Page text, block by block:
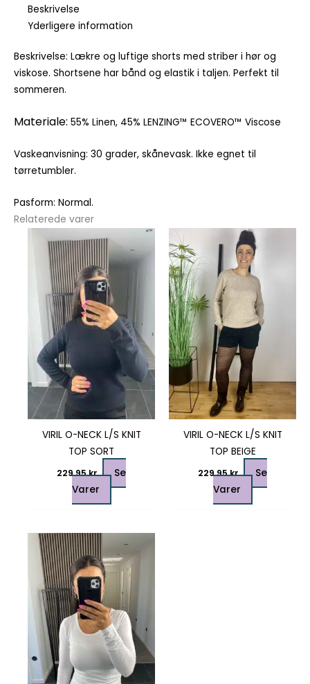
Beskrivelse
Yderligere information
Beskrivelse: Lækre og luftige shorts med striber i hør og
viskose. Shortsene har bånd og elastik i taljen. Perfekt til
sommeren.
Materiale: 55% Linen, 45% LENZING™ ECOVERO™ Viscose
Vaskeanvisning: 30 grader, skånevask. Ikke egnet til
tørretumbler.
Pasform: Normal.
Relaterede varer
VIRIL O-NECK L/S KNIT
TOP SORT
229,95kr.
Se
Varer
vare
varianter.
Mulighederne
kan
vælges
varesiden
VIRIL O-NECK L/S KNIT
TOP BEIGE
229,95kr.
Se
Varer
Dette
vare
har
flere
varianter.
kan
vælges
på
varesiden
Dette
vare
har
flere
varianter.
Mulighederne
kan
vælges
på